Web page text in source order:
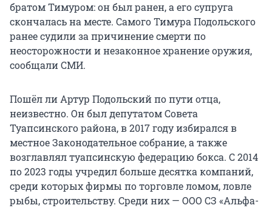
братом Тимуром: он был ранен, а его супруга
скончалась на месте. Самого Тимура Подольского
ранее судили за причинение смерти по
неосторожности и незаконное хранение оружия,
сообщали СМИ.
Пошёл ли Артур Подольский по пути отца,
неизвестно. Он был депутатом Совета
Туапсинского района, в 2017 году избирался в
местное Законодательное собрание, а также
возглавлял туапсинскую федерацию бокса. С 2014
по 2023 годы учредил больше десятка компаний,
среди которых фирмы по торговле ломом, ловле
рыбы, строительству. Среди них — ООО СЗ «Альфа-